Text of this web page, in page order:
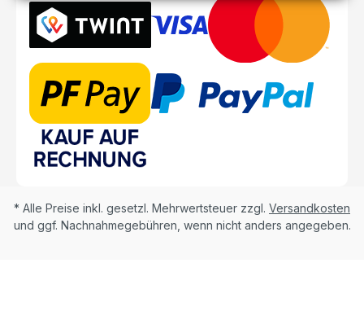
* Alle Preise inkl. gesetzl. Mehrwertsteuer zzgl. Versandkosten
und ggf. Nachnahmegebühren, wenn nicht anders angegeben.